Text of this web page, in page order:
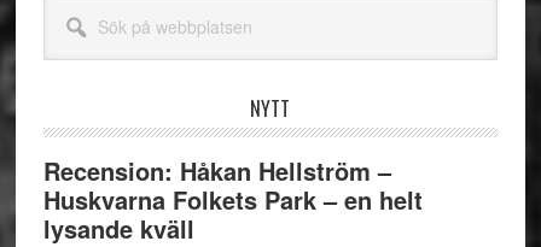
webbplatsen
NYTT
Recension: Håkan Hellström –
Huskvarna Folkets Park – en helt
lysande kväll